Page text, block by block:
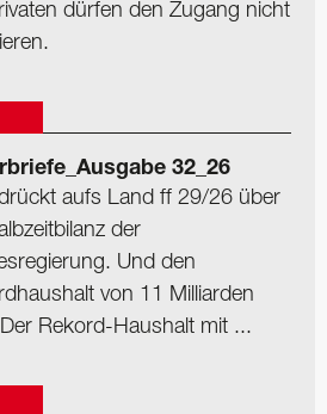
dürfen den Zugang nicht
32_26
aufs Land ff 29/26 über
der
Und den
von 11 Milliarden
Rekord-Haushalt mit ...